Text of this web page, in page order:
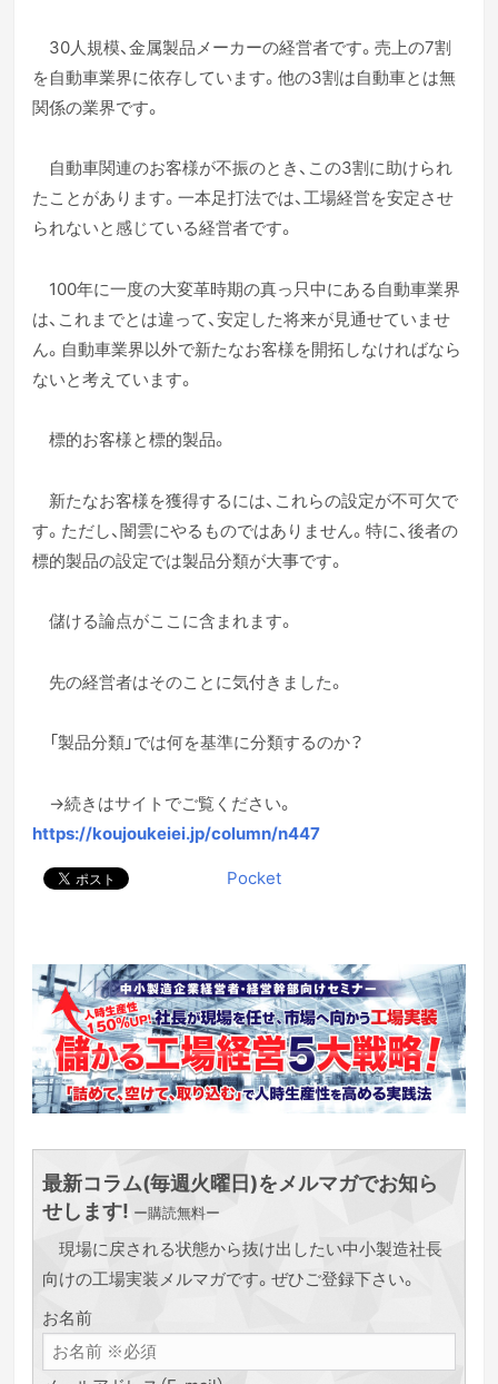
30人規模、金属製品メーカーの経営者です。売上の7割
を自動車業界に依存しています。他の3割は自動車とは無
関係の業界です。
自動車関連のお客様が不振のとき、この3割に助けられ
たことがあります。一本足打法では、工場経営を安定させ
られないと感じている経営者です。
100年に一度の大変革時期の真っ只中にある自動車業界
は、これまでとは違って、安定した将来が見通せていませ
ん。自動車業界以外で新たなお客様を開拓しなければなら
ないと考えています。
標的お客様と標的製品。
新たなお客様を獲得するには、これらの設定が不可欠で
す。ただし、闇雲にやるものではありません。特に、後者の
標的製品の設定では製品分類が大事です。
儲ける論点がここに含まれます。
先の経営者はそのことに気付きました。
「製品分類」では何を基準に分類するのか？
→続きはサイトでご覧ください。
https://koujoukeiei.jp/column/n447
Pocket
最新コラム(毎週火曜日)をメルマガでお知ら
せします! ー購読無料ー
現場に戻される状態から抜け出したい中小製造社長
向けの工場実装メルマガです。ぜひご登録下さい。
お名前